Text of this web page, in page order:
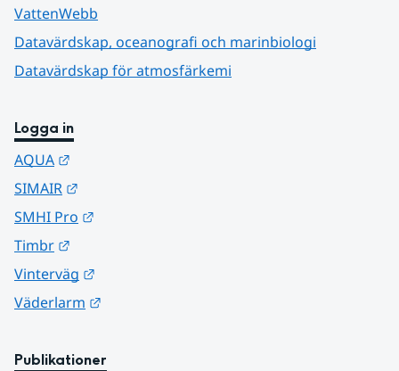
VattenWebb
Datavärdskap, oceanografi och marinbiologi
Datavärdskap för atmosfärkemi
Logga in
AQUA
SIMAIR
SMHI Pro
Timbr
Vinterväg
Väderlarm
Publikationer